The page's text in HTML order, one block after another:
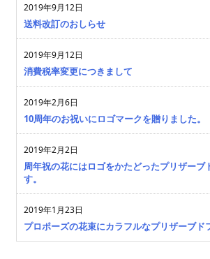
2019年9月12日
送料改訂のおしらせ
2019年9月12日
消費税率変更につきまして
2019年2月6日
10周年のお祝いにロゴマークを贈りました。
2019年2月2日
周年祝の花にはロゴをかたどったプリザーブ
す。
2019年1月23日
プロポーズの花束にカラフルなプリザーブド